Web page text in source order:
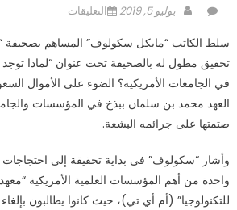
Posted
يوليو 5, 2019Author التعليقاتعلى
تايمز:
ابن
سلمان
“مجرم
صمت
ترامب
والمؤسسات
سلط الكاتب “مايكل سكولوف” المساهم بصحيفة
تحقيق مطول له بالصحيفة تحت عنوان “لماذا
في الجامعات الأمريكية؟ الضوء على الأموال
العهد محمد بن سلمان ببذخ في المؤسسات
صتمتها على جرائمه البشعة.
وأشار “سكولوف” في بداية تحقيقة إلى احتجاجات
واحدة من أهم المؤسسات العلمية الأمريكية
للتكنولوجيا” (أم أي تي)، حيث كانوا يطالبون